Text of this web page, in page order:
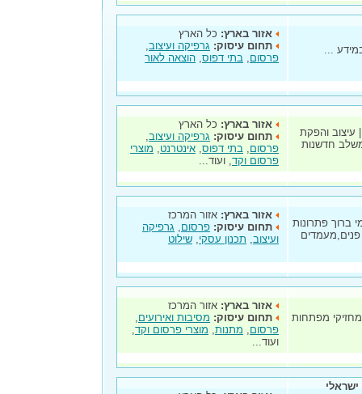
...
אזור בארץ: כל הארץ
תחום עיסוק: גרפיקה ועיצוב,
פרסום, בתי דפוס, הוצאה לאור
עיצוב והפקת
משלב חדשנות
אזור בארץ: כל הארץ
תחום עיסוק: גרפיקה ועיצוב,
פרסום, בתי דפוס, אינטרנט, מוצרי
פרסום וקד, ועוד...
1992 בהנהלת סמי ברוך פתרונות
אזור בארץ: אזור המרכז
תחום עיסוק: פרסום, גרפיקה
ועיצוב, תכנון עסקי, שילוט
מפתחות
אזור בארץ: אזור המרכז
תחום עיסוק: מסיבות ואירועים,
פרסום, מתנות, מוצרי פרסום וקד,
ועוד...